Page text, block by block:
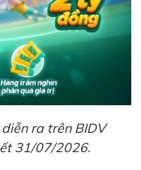
ra trên BIDV
31/07/2026.